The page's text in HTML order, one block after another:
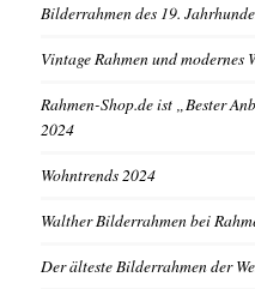
Bilderrahmen des 19.
Vintage Rahmen und modernes
Rahmen-Shop.de ist „Bester
2024
Wohntrends 2024
Walther Bilderrahmen bei
Der älteste Bilderrahmen der